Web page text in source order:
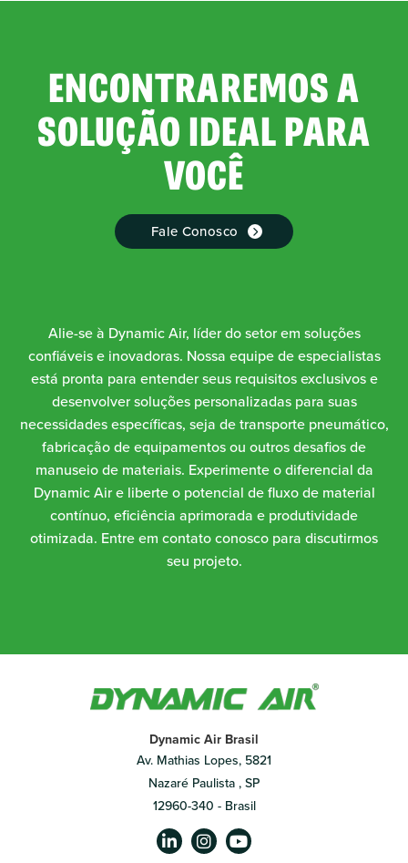
ENCONTRAREMOS A
SOLUÇÃO IDEAL PARA
VOCÊ
Fale Conosco
Alie-se à Dynamic Air, líder do setor em soluções
confiáveis e inovadoras. Nossa equipe de especialistas
está pronta para entender seus requisitos exclusivos e
desenvolver soluções personalizadas para suas
necessidades específicas, seja de transporte pneumático,
fabricação de equipamentos ou outros desafios de
manuseio de materiais. Experimente o diferencial da
Dynamic Air e liberte o potencial de fluxo de material
contínuo, eficiência aprimorada e produtividade
otimizada. Entre em contato conosco para discutirmos
seu projeto.
Dynamic Air Brasil
Av. Mathias Lopes, 5821
Nazaré Paulista , SP
12960-340 - Brasil